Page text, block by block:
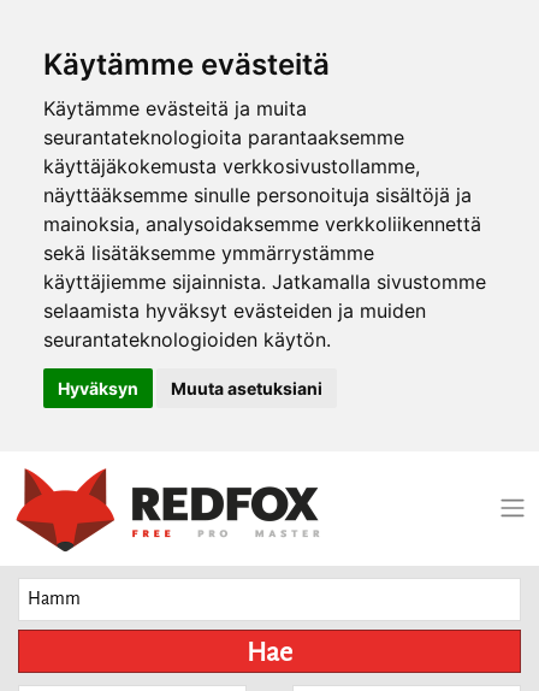
Käytämme evästeitä
Käytämme evästeitä ja muita
seurantateknologioita parantaaksemme
käyttäjäkokemusta verkkosivustollamme,
näyttääksemme sinulle personoituja sisältöjä ja
mainoksia, analysoidaksemme verkkoliikennettä
sekä lisätäksemme ymmärrystämme
käyttäjiemme sijainnista. Jatkamalla sivustomme
selaamista hyväksyt evästeiden ja muiden
seurantateknologioiden käytön.
Hyväksyn Muuta asetuksiani
Hae